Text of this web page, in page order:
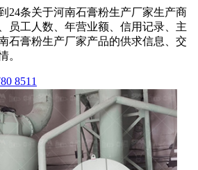
24条关于河南石膏粉生产厂家生产商
员工人数、年营业额、信用记录、主
石膏粉生产厂家产品的供求信息、交
。
8511